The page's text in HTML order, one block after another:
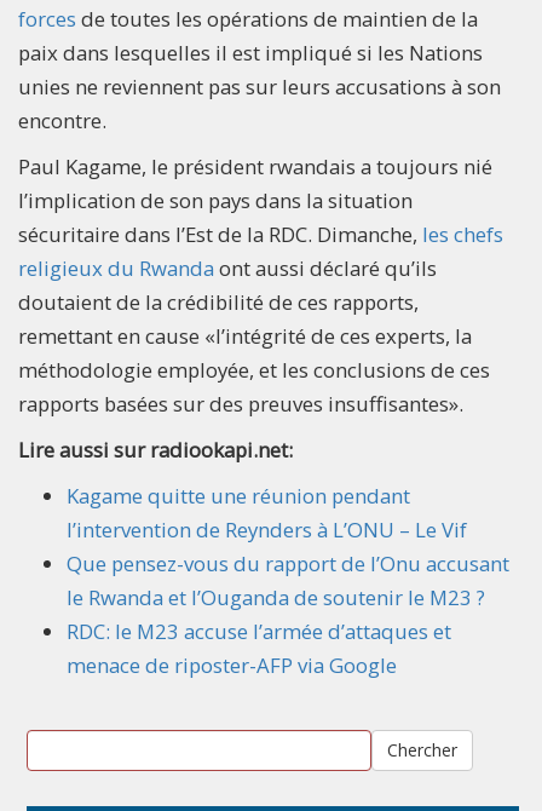
forces de toutes les opérations de maintien de la
paix dans lesquelles il est impliqué si les Nations
unies ne reviennent pas sur leurs accusations à son
encontre.
Paul Kagame, le président rwandais a toujours nié
l’implication de son pays dans la situation
sécuritaire dans l’Est de la RDC. Dimanche, les chefs
religieux du Rwanda ont aussi déclaré qu’ils
doutaient de la crédibilité de ces rapports,
remettant en cause «l’intégrité de ces experts, la
méthodologie employée, et les conclusions de ces
rapports basées sur des preuves insuffisantes».
Lire aussi sur radiookapi.net:
Kagame quitte une réunion pendant
l’intervention de Reynders à L’ONU – Le Vif
Que pensez-vous du rapport de l’Onu accusant
le Rwanda et l’Ouganda de soutenir le M23 ?
RDC: le M23 accuse l’armée d’attaques et
menace de riposter-AFP via Google
Chercher